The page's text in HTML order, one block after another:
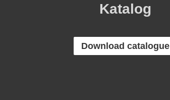
Katalog
Download catalogue